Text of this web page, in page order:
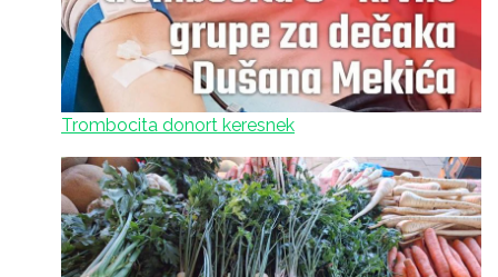
Trombocita donort keresnek